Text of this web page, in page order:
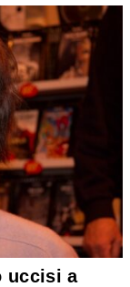
uccisi a